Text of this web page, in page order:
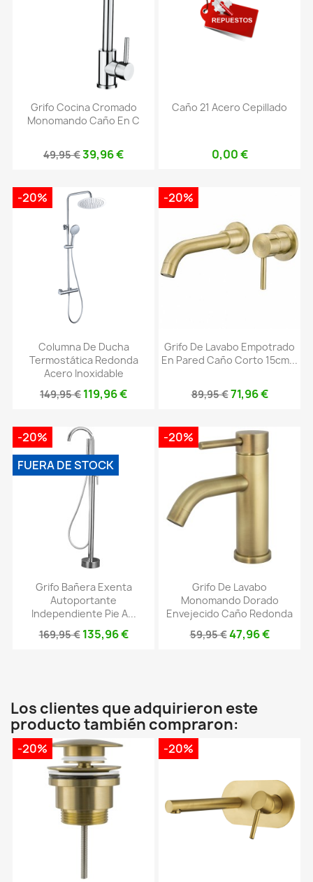
Grifo Cocina Cromado
Monomando Caño En C
49,95 €39,96 €
Caño 21 Acero Cepillado
0,00 €
Columna De Ducha
Termostática Redonda
Acero Inoxidable
149,95 € 119,96 €
-20%
Grifo De Lavabo Empotrado
En Pared Caño Corto 15cm...
89,95 €71,96 €
-20%
Grifo Bañera Exenta
Autoportante
Independiente Pie A...
169,95 € 135,96 €
-20%
FUERA DE STOCK
Grifo De Lavabo
Monomando Dorado
Envejecido Caño Redonda
59,95 €47,96 €
-20%
Los clientes que adquirieron este
producto también compraron:
-20% -20%